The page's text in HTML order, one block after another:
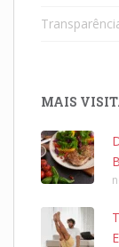
MAIS